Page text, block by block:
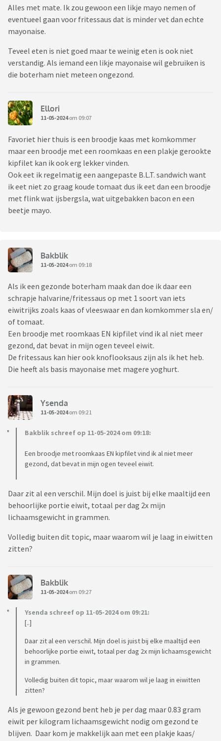
Alles met mate. Ik zou gewoon een likje mayo nemen of
eventueel gaan voor fritessaus dat is minder vet dan echte
mayonaise.
Teveel eten is niet goed maar te weinig eten is ook niet
verstandig. Als iemand een likje mayonaise wil gebruiken is
die boterham niet meteen ongezond.
Ellori
11-05-2024om 09:07
Favoriet hier thuis is een broodje kaas met komkommer
maar een broodje met een roomkaas en een plakje gerookte
kipfilet kan ik ook erg lekker vinden.
Ook eet ik regelmatig een aangepaste B.L.T. sandwich want
ik eet niet zo graag koude tomaat dus ik eet dan een broodje
met flink wat ijsbergsla, wat uitgebakken bacon en een
beetje mayo.
Bakblik
11-05-2024om 09:18
Als ik een gezonde boterham maak dan doe ik daar een
schrapje halvarine/fritessaus op met 1 soort van iets
eiwitrijks zoals kaas of vleeswaar en dan komkommer sla en/
of tomaat.
Een broodje met roomkaas EN kipfilet vind ik al niet meer
gezond, dat bevat in mijn ogen teveel eiwit.
De fritessaus kan hier ook knoflooksaus zijn als ik het heb.
Die heeft als basis mayonaise met magere yoghurt.
Ysenda
11-05-2024om 09:21
Bakblik schreef op 11-05-2024 om 09:18:
Een broodje met roomkaas EN kipfilet vind ik al niet meer
gezond, dat bevat in mijn ogen teveel eiwit.
Daar zit al een verschil. Mijn doel is juist bij elke maaltijd een
behoorlijke portie eiwit, totaal per dag 2x mijn
lichaamsgewicht in grammen.
Volledig buiten dit topic, maar waarom wil je laag in eiwitten
zitten?
Bakblik
11-05-2024om 09:27
Ysenda schreef op 11-05-2024 om 09:21:
[..]
Daar zit al een verschil. Mijn doel is juist bij elke maaltijd een
behoorlijke portie eiwit, totaal per dag 2x mijn lichaamsgewicht
in grammen.
Volledig buiten dit topic, maar waarom wil je laag in eiwitten
zitten?
Als je gewoon gezond bent heb je per dag maar 0.83 gram
eiwit per kilogram lichaamsgewicht nodig om gezond te
blijven. Daar kom je makkelijk aan met een plakje kaas/